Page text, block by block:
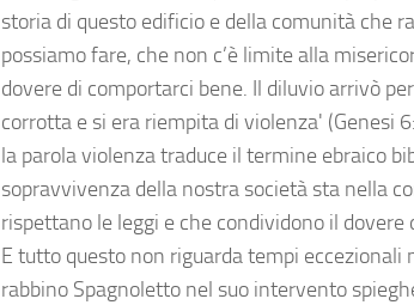
storia di questo edificio e della comunità che
possiamo fare, che non c’è limite alla
dovere di comportarci bene. Il diluvio arrivò
corrotta e si era riempita di violenza' (Genesi
la parola violenza traduce il termine ebraico
sopravvivenza della nostra società sta nella
rispettano le leggi e che condividono il
E tutto questo non riguarda tempi eccezionali
rabbino Spagnoletto nel suo intervento